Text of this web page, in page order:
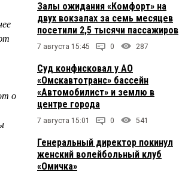
о
Залы ожидания «Комфорт» на
двух вокзалах за семь месяцев
посетили 2,5 тысячи пассажиров
7 августа 15:45 0 287
Суд конфисковал у АО
«Омскавтотранс» бассейн
«Автомобилист» и землю в
центре города
7 августа 15:01 0 541
Генеральный директор покинул
женский волейбольный клуб
«Омичка»